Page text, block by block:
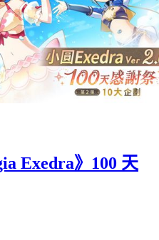
Exedra》100 天